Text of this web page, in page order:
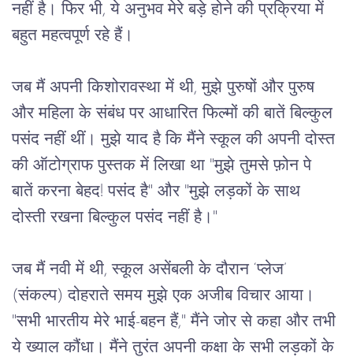
नहीं है। फिर भी, ये अनुभव मेरे बड़े होने की प्रक्रिया में
बहुत महत्वपूर्ण रहे हैं।
जब मैं अपनी किशोरावस्था में थी, मुझे पुरुषों और पुरुष
और महिला के संबंध पर आधारित फिल्मों की बातें बिल्कुल
पसंद नहीं थीं। मुझे याद है कि मैंने स्कूल की अपनी दोस्त
की ऑटोग्राफ पुस्तक में लिखा था "मुझे तुमसे फ़ोन पे
बातें करना बेहद! पसंद है" और "मुझे लड़कों के साथ
दोस्ती रखना बिल्कुल पसंद नहीं है। "
जब मैं नवी में थी, स्कूल असेंबली के दौरान ‘प्लेज’
(संकल्प) दोहराते समय मुझे एक अजीब विचार आया।
"सभी भारतीय मेरे भाई-बहन हैं," मैंने जोर से कहा और तभी
ये ख्याल कौंधा। मैंने तुरंत अपनी कक्षा के सभी लड़कों के